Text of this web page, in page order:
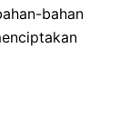
bahan